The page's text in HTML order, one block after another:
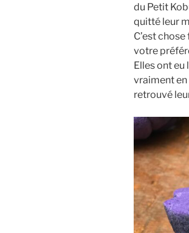
du Petit
quitté leur
C’est
votre
Elles ont eu
vraiment en
retrouvé